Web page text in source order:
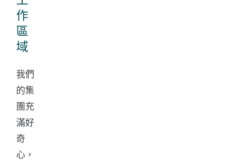
作
區
域
我們
的集
團充
滿好
奇
心，